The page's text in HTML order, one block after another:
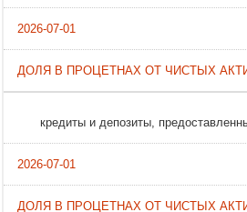
кредиты и депозиты,